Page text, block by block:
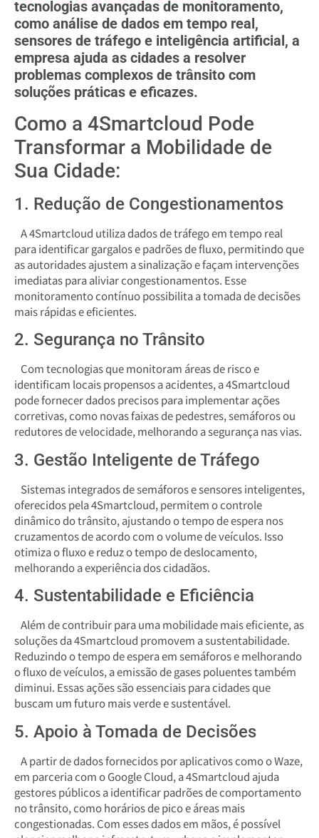
tecnologias avançadas de monitoramento,
como análise de dados em tempo real,
sensores de tráfego e inteligência artificial, a
empresa ajuda as cidades a resolver
problemas complexos de trânsito com
soluções práticas e eficazes.
Como a 4Smartcloud Pode
Transformar a Mobilidade de
Sua Cidade:
1. Redução de Congestionamentos
A 4Smartcloud utiliza dados de tráfego em tempo real
para identificar gargalos e padrões de fluxo, permitindo que
as autoridades ajustem a sinalização e façam intervenções
imediatas para aliviar congestionamentos. Esse
monitoramento contínuo possibilita a tomada de decisões
mais rápidas e eficientes.
2. Segurança no Trânsito
Com tecnologias que monitoram áreas de risco e
identificam locais propensos a acidentes, a 4Smartcloud
pode fornecer dados precisos para implementar ações
corretivas, como novas faixas de pedestres, semáforos ou
redutores de velocidade, melhorando a segurança nas vias.
3. Gestão Inteligente de Tráfego
Sistemas integrados de semáforos e sensores inteligentes,
oferecidos pela 4Smartcloud, permitem o controle
dinâmico do trânsito, ajustando o tempo de espera nos
cruzamentos de acordo com o volume de veículos. Isso
otimiza o fluxo e reduz o tempo de deslocamento,
melhorando a experiência dos cidadãos.
4. Sustentabilidade e Eficiência
Além de contribuir para uma mobilidade mais eficiente, as
soluções da 4Smartcloud promovem a sustentabilidade.
Reduzindo o tempo de espera em semáforos e melhorando
o fluxo de veículos, a emissão de gases poluentes também
diminui. Essas ações são essenciais para cidades que
buscam um futuro mais verde e sustentável.
5. Apoio à Tomada de Decisões
A partir de dados fornecidos por aplicativos como o Waze,
em parceria com o Google Cloud, a 4Smartcloud ajuda
gestores públicos a identificar padrões de comportamento
no trânsito, como horários de pico e áreas mais
congestionadas. Com esses dados em mãos, é possível